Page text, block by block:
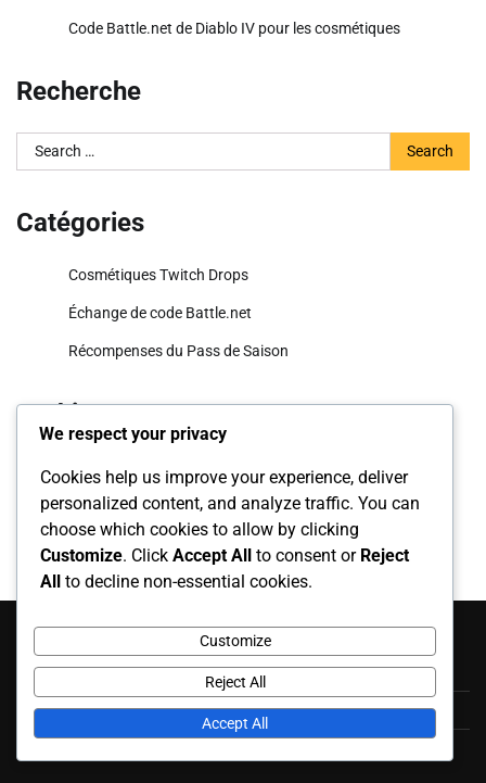
Code Battle.net de Diablo IV pour les cosmétiques
Recherche
Search
for:
Catégories
Cosmétiques Twitch Drops
Échange de code Battle.net
Récompenses du Pass de Saison
Archives
February 2026
Catégories
Cosmétiques Twitch Drops
Échange de code Battle.net
We respect your privacy
Cookies help us improve your experience, deliver
personalized content, and analyze traffic. You can
choose which cookies to allow by clicking
Customize. Click Accept All to consent or Reject
All to decline non-essential cookies.
Customize
Reject All
Accept All